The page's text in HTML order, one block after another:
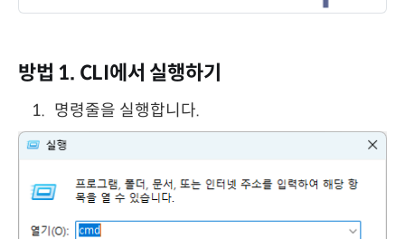
방법 1. CLI에서 실행하기
명령줄을 실행합니다.